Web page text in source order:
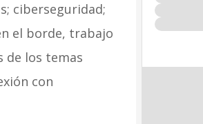
ciberseguridad;
el borde, trabajo
los temas
con